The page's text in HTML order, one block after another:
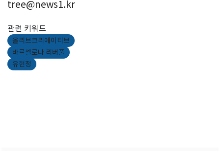
tree@news1.kr
관련 키워드
올리브크리에이티브
바르셀로나 리버풀
유현정